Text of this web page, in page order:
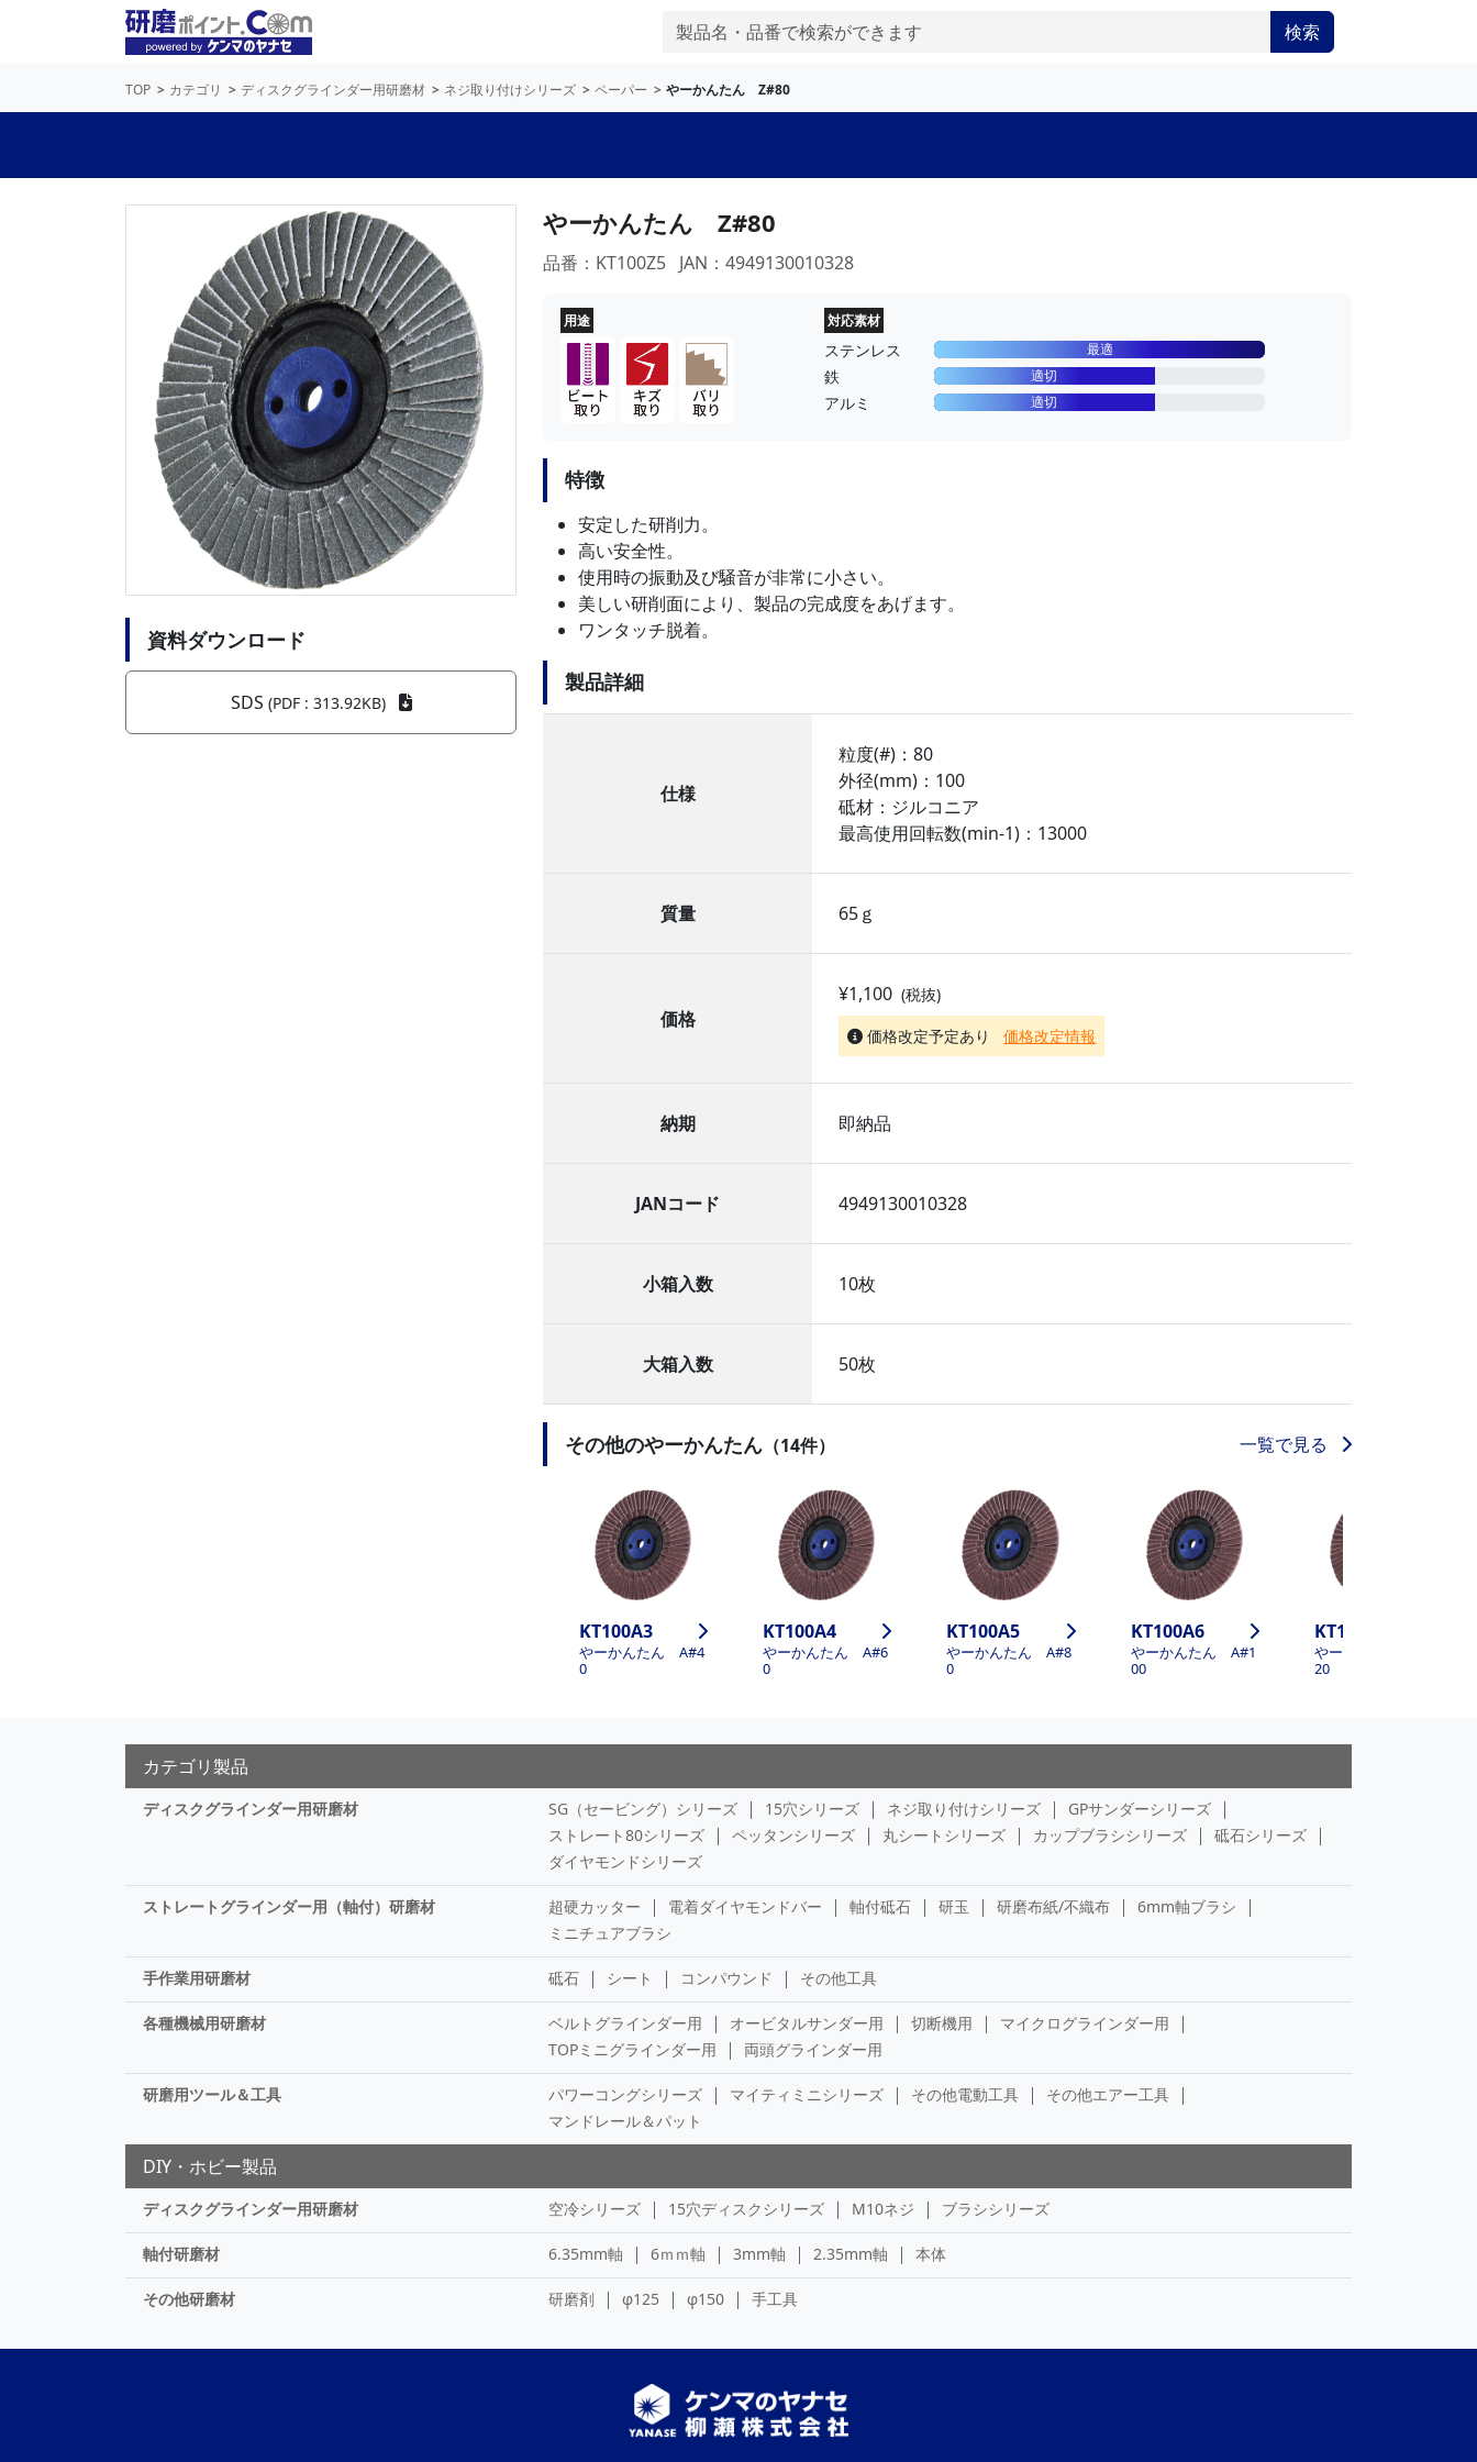
検索
TOP カテゴリ ディスクグラインダー用研磨材 ネジ取り付けシリーズ ペーパー やーかんたん Z#80
資料ダウンロード
SDS (PDF : 313.92KB)
やーかんたん Z#80
品番：KT100Z5 JAN：4949130010328
用途 対応素材
ステンレス 最適
鉄 適切
アルミ 適切
特徴
安定した研削力。
高い安全性。
使用時の振動及び騒音が非常に小さい。
美しい研削面により、製品の完成度をあげます。
ワンタッチ脱着。
製品詳細
仕様
粒度(#)：80
外径(mm)：100
砥材：ジルコニア
最高使用回転数(min-1)：13000
質量 65ｇ
価格
¥1,100 (税抜)
価格改定予定あり
価格改定情報
納期 即納品
JANコード 4949130010328
小箱入数 10枚
大箱入数 50枚
その他のやーかんたん （14件） 一覧で見る
KT100A3
やーかんたん A#4
0
KT100A4
やーかんたん A#6
0
KT100A5
やーかんたん A#8
0
KT100A6
やーかんたん A#1
00
KT100A7
やーかんたん A#1
20
カテゴリ製品
ディスクグラインダー用研磨材 SG（セービング）シリーズ 15穴シリーズ ネジ取り付けシリーズ
GPサンダーシリーズ
ストレート80シリーズ
ペッタンシリーズ 丸シートシリーズ カップブラシシリーズ
砥石シリーズ
ダイヤモンドシリーズ
ストレートグラインダー用（軸付）研磨材 超硬カッター 電着ダイヤモンドバー 軸付砥石 研玉 研磨布紙/不織布
6mm軸ブラシ
ミニチュアブラシ
手作業用研磨材 砥石 シート コンパウンド その他工具
各種機械用研磨材 ベルトグラインダー用 オービタルサンダー用 切断機用
マイクログラインダー用
TOPミニグラインダー用
両頭グラインダー用
研磨用ツール＆工具 パワーコングシリーズ マイティミニシリーズ その他電動工具
その他エアー工具
マンドレール＆パット
DIY・ホビー製品
ディスクグラインダー用研磨材 空冷シリーズ 15穴ディスクシリーズ M10ネジ ブラシシリーズ
軸付研磨材 6.35mm軸 6ｍｍ軸 3mm軸 2.35mm軸 本体
その他研磨材 研磨剤 φ125 φ150 手工具